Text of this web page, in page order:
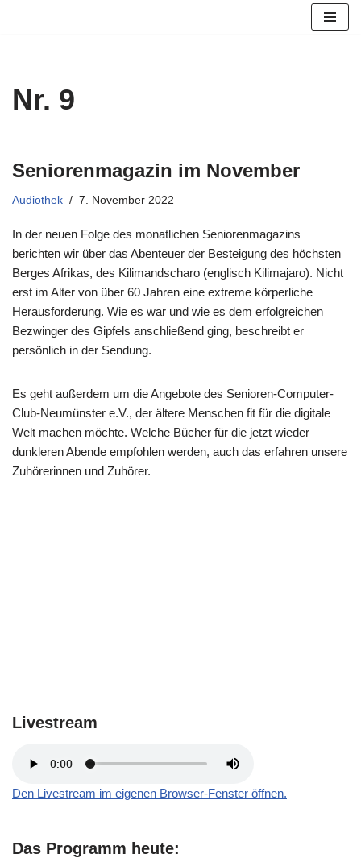
Nr. 9
Seniorenmagazin im November
Audiothek 7. November 2022
In der neuen Folge des monatlichen Seniorenmagazins
berichten wir über das Abenteuer der Besteigung des höchsten
Berges Afrikas, des Kilimandscharo (englisch Kilimajaro). Nicht
erst im Alter von über 60 Jahren eine extreme körperliche
Herausforderung. Wie es war und wie es dem erfolgreichen
Bezwinger des Gipfels anschließend ging, beschreibt er
persönlich in der Sendung.
Es geht außerdem um die Angebote des Senioren-Computer-
Club-Neumünster e.V., der ältere Menschen fit für die digitale
Welt machen möchte. Welche Bücher für die jetzt wieder
dunkleren Abende empfohlen werden, auch das erfahren unsere
Zuhörerinnen und Zuhörer.
Livestream
Den Livestream im eigenen Browser-Fenster öffnen.
Das Programm heute: